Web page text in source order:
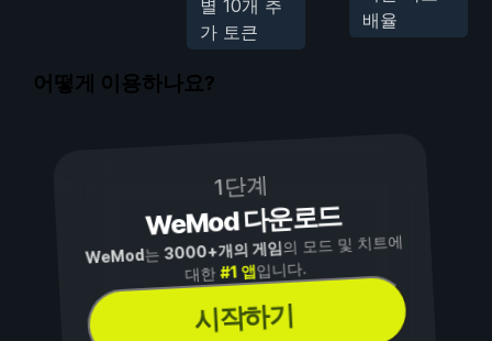
별 10개 추
가 토큰
배율
어떻게 이용하나요?
1단계
WeMod 다운로드
WeMod는3000+개의 게임의 모드 및 치트에
대한#1 앱입니다.
시작하기